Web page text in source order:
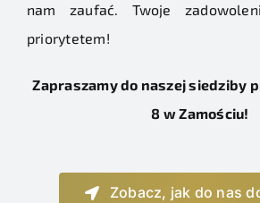
nam zaufać. Twoje
priorytetem!
Zapraszamy do naszej siedziby
8 w Zamościu!
Zobacz, jak do nas